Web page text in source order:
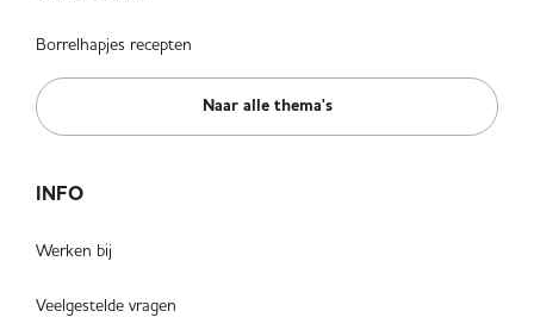
Borrelhapjes recepten
Naar alle thema's
INFO
Werken bij
Veelgestelde vragen